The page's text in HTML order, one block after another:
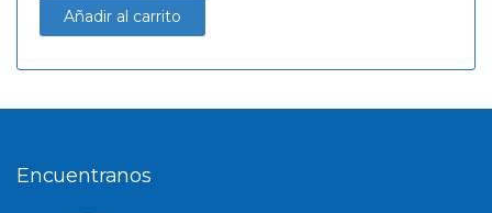
Añadir al carrito
Encuentranos